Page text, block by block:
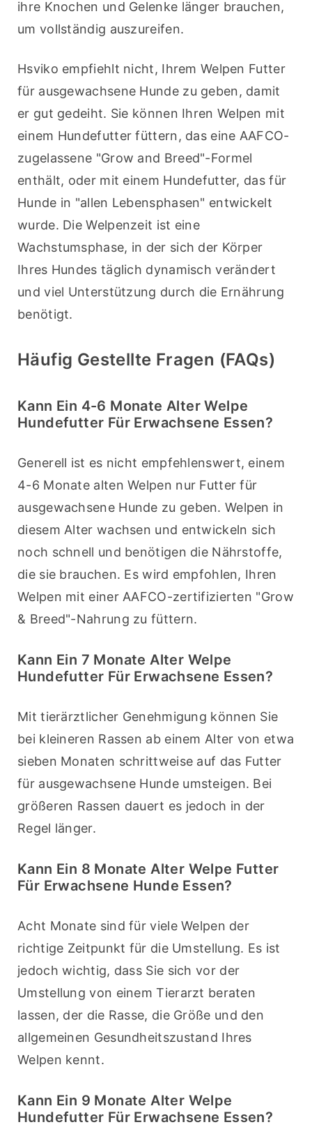
ihre Knochen und Gelenke länger brauchen,
um vollständig auszureifen.
Hsviko empfiehlt nicht, Ihrem Welpen Futter
für ausgewachsene Hunde zu geben, damit
er gut gedeiht. Sie können Ihren Welpen mit
einem Hundefutter füttern, das eine AAFCO-
zugelassene "Grow and Breed"-Formel
enthält, oder mit einem Hundefutter, das für
Hunde in "allen Lebensphasen" entwickelt
wurde. Die Welpenzeit ist eine
Wachstumsphase, in der sich der Körper
Ihres Hundes täglich dynamisch verändert
und viel Unterstützung durch die Ernährung
benötigt.
Häufig Gestellte Fragen (FAQs)
Kann Ein 4-6 Monate Alter Welpe
Hundefutter Für Erwachsene Essen?
Generell ist es nicht empfehlenswert, einem
4-6 Monate alten Welpen nur Futter für
ausgewachsene Hunde zu geben. Welpen in
diesem Alter wachsen und entwickeln sich
noch schnell und benötigen die Nährstoffe,
die sie brauchen. Es wird empfohlen, Ihren
Welpen mit einer AAFCO-zertifizierten "Grow
& Breed"-Nahrung zu füttern.
Kann Ein 7 Monate Alter Welpe
Hundefutter Für Erwachsene Essen?
Mit tierärztlicher Genehmigung können Sie
bei kleineren Rassen ab einem Alter von etwa
sieben Monaten schrittweise auf das Futter
für ausgewachsene Hunde umsteigen. Bei
größeren Rassen dauert es jedoch in der
Regel länger.
Kann Ein 8 Monate Alter Welpe Futter
Für Erwachsene Hunde Essen?
Acht Monate sind für viele Welpen der
richtige Zeitpunkt für die Umstellung. Es ist
jedoch wichtig, dass Sie sich vor der
Umstellung von einem Tierarzt beraten
lassen, der die Rasse, die Größe und den
allgemeinen Gesundheitszustand Ihres
Welpen kennt.
Kann Ein 9 Monate Alter Welpe
Hundefutter Für Erwachsene Essen?